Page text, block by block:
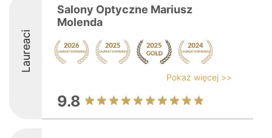
Laureaci
Salony Optyczne Mariusz
Molenda
Pokaż więcej >>
9.8